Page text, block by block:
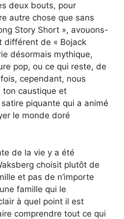
deux bouts, pour
autre chose que sans
Story Short », avouons-
différent de « Bojack
désormais mythique,
pop, ou ce qui reste, de
cependant, nous
ton caustique et
piquante qui a animé
le monde doré
de la vie y a été
choisit plutôt de
et pas de n’importe
famille qui le
à quel point il est
comprendre tout ce qui